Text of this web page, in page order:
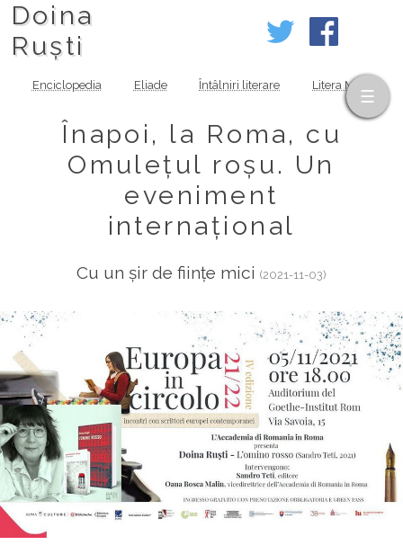
Doina
Ruști
Enciclopedia Eliade Întâlniri literare Litera MOV
Înapoi, la Roma, cu
Omulețul roșu. Un
eveniment
internațional
Cu un șir de ființe mici (2021-11-03)